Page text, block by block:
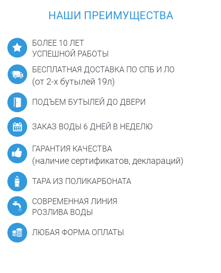
НАШИ ПРЕИМУЩЕСТВА
БОЛЕЕ 10 ЛЕТ
УСПЕШНОЙ РАБОТЫ
БЕСПЛАТНАЯ ДОСТАВКА ПО СПБ И ЛО
(от 2-х бутылей 19л)
ПОДЪЕМ БУТЫЛЕЙ ДО ДВЕРИ
ЗАКАЗ ВОДЫ 6 ДНЕЙ В НЕДЕЛЮ
ГАРАНТИЯ КАЧЕСТВА
(наличие сертификатов, деклараций)
ТАРА ИЗ ПОЛИКАРБОНАТА
СОВРЕМЕННАЯ ЛИНИЯ
РОЗЛИВА ВОДЫ
ЛЮБАЯ ФОРМА ОПЛАТЫ